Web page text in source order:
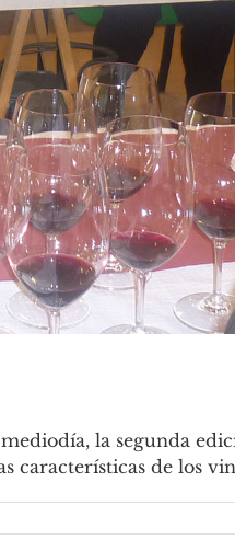
la segunda
de los